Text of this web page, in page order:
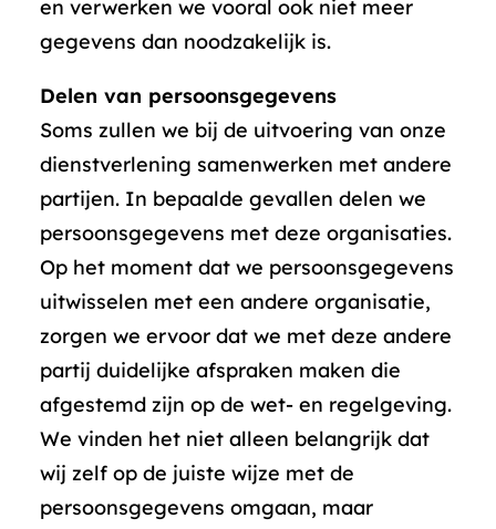
en verwerken we vooral ook niet meer
gegevens dan noodzakelijk is.
Delen van persoonsgegevens
Soms zullen we bij de uitvoering van onze
dienstverlening samenwerken met andere
partijen. In bepaalde gevallen delen we
persoonsgegevens met deze organisaties.
Op het moment dat we persoonsgegevens
uitwisselen met een andere organisatie,
zorgen we ervoor dat we met deze andere
partij duidelijke afspraken maken die
afgestemd zijn op de wet- en regelgeving.
We vinden het niet alleen belangrijk dat
wij zelf op de juiste wijze met de
persoonsgegevens omgaan, maar